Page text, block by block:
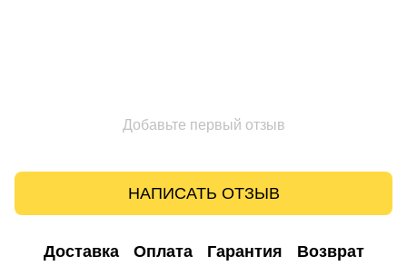
Добавьте первый отзыв
НАПИСАТЬ ОТЗЫВ
Доставка Оплата Гарантия Возврат